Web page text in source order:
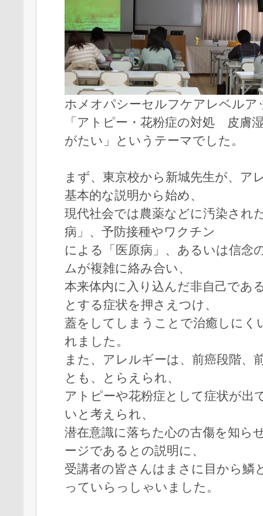
ホメオパシーセルフケアレベルア
「アトピー・花粉症の対処 皮膚
がたい」というテーマでした。
まず、東京校から新城先生が、ア
基本的な説明から始め、
現代社会では農薬などに汚染され
病」、予防接種やワクチン
による「医原病」、あるいは信念
ムが複雑に絡み合い、
本来体内に入り込んだ非自己であ
とする症状を押さえつけ、
蓋をしてしまうことで治癒しにく
れました。
また、アレルギーは、前癌段階、
とも、とらえられ、
アトピーや花粉症として症状が出
いと考えられ、
潜在意識に落ちた心の古傷を知ら
ージであるとの説明に、
受講者の皆さんはまさに目から鱗
っていらっしゃいました。